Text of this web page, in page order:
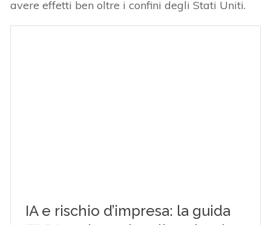
avere effetti ben oltre i confini degli Stati Uniti.